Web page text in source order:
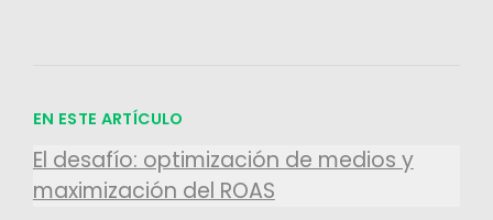
EN ESTE ARTÍCULO
El desafío: optimización de medios y
maximización del ROAS